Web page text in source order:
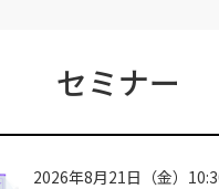
セミナー
2026年8月21日（金）